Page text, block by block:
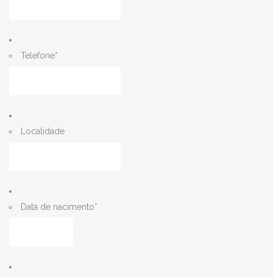
Telefone*
Localidade
Data de nacimento*